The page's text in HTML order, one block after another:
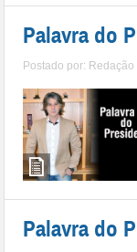
Palavra do
Postado por: Redação
Palavra do